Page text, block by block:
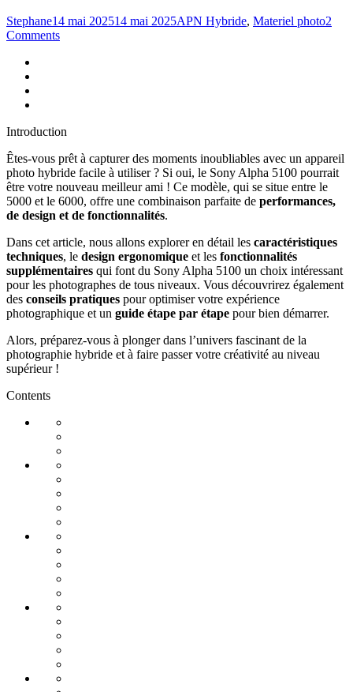
Stephane14 mai 202514 mai 2025APN Hybride, Materiel photo2
Comments
Introduction
Êtes-vous prêt à capturer des moments inoubliables avec un appareil
photo hybride facile à utiliser ? Si oui, le Sony Alpha 5100 pourrait
être votre nouveau meilleur ami ! Ce modèle, qui se situe entre le
5000 et le 6000, offre une combinaison parfaite de performances,
de design et de fonctionnalités.
Dans cet article, nous allons explorer en détail les caractéristiques
techniques, le design ergonomique et les fonctionnalités
supplémentaires qui font du Sony Alpha 5100 un choix intéressant
pour les photographes de tous niveaux. Vous découvrirez également
des conseils pratiques pour optimiser votre expérience
photographique et un guide étape par étape pour bien démarrer.
Alors, préparez-vous à plonger dans l’univers fascinant de la
photographie hybride et à faire passer votre créativité au niveau
supérieur !
Contents